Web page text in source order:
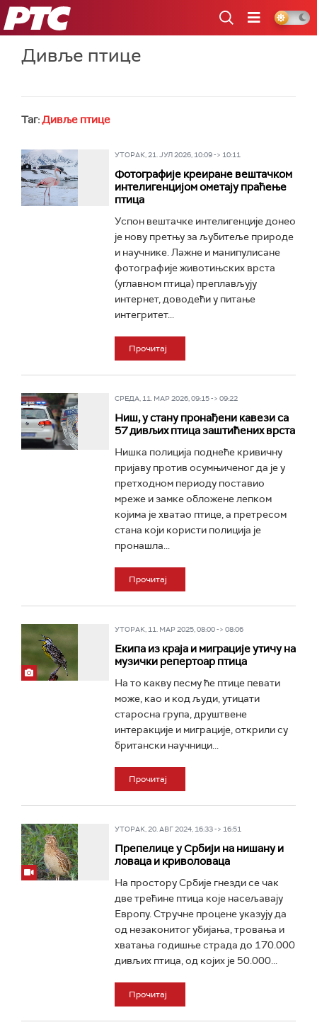
РТС
Дивље птице
Таг:Дивље птице
УТОРАК, 21. ЈУЛ 2026, 10:09 -> 10:11
Фотографије креиране вештачком
интелигенцијом ометају праћење
птица
Успон вештачке интелигенције донео
је нову претњу за љубитеље природе
и научнике. Лажне и манипулисане
фотографије животињских врста
(углавном птица) преплављују
интернет, доводећи у питање
интегритет...
Прочитај
СРЕДА, 11. МАР 2026, 09:15 -> 09:22
Ниш, у стану пронађени кавези са
57 дивљих птица заштићених врста
Нишка полиција поднеће кривичну
пријаву против осумњиченог да је у
претходном периоду поставио
мреже и замке обложене лепком
којима је хватао птице, а претресом
стана који користи полиција је
пронашла...
Прочитај
УТОРАК, 11. МАР 2025, 08:00 -> 08:06
Екипа из краја и миграције утичу на
музички репертоар птица
На то какву песму ће птице певати
може, као и код људи, утицати
старосна група, друштвене
интеракције и миграције, открили су
британски научници...
Прочитај
УТОРАК, 20. АВГ 2024, 16:33 -> 16:51
Препелице у Србији на нишану и
ловаца и криволоваца
На простору Србије гнезди се чак
две трећине птица које насељавају
Европу. Стручне процене указују да
од незаконитог убијања, тровања и
хватања годишње страда до 170.000
дивљих птица, од којих је 50.000...
Прочитај